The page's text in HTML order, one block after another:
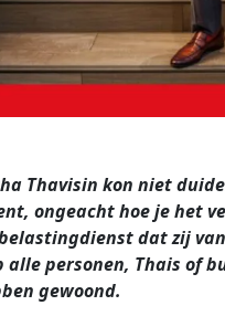
Thavisin kon niet
ongeacht hoe je het
dat zij
personen, Thais of
gewoond.